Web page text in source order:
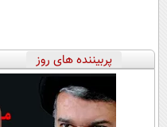
پربیننده های روز